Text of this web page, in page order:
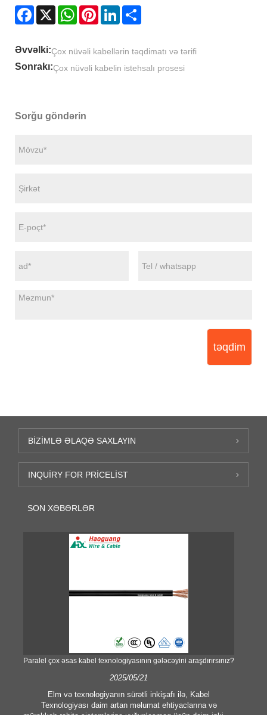
Facebook
X WhatsAppPinterestLinkedIn
Əvvəlki:Çox nüvəli kabellərin təqdimatı və tərifi
Sonrakı:Çox nüvəli kabelin istehsalı prosesi
Sorğu göndərin
təqdim
BIZIMLƏ ƏLAQƏ SAXLAYIN
INQUIRY FOR PRICELIST
SON XƏBƏRLƏR
Paralel çox əsas kabel texnologiyasının gələcəyini araşdırırsınız?
2025/05/21
Elm və texnologiyanın sürətli inkişafı ilə, Kabel
Texnologiyası daim artan məlumat ehtiyaclarına və